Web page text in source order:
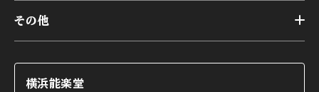
交通アクセス
第二舞台
研修室
楽屋
ご利用の流れ
能舞台と演じ手
その他
コラム
横浜能楽堂